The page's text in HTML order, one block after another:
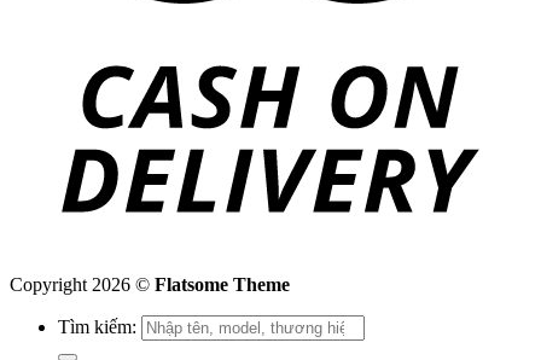
Copyright 2026 © Flatsome Theme
Tìm kiếm: